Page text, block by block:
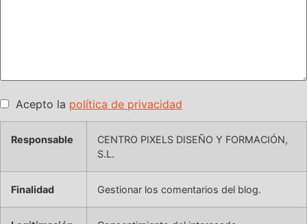
Acepto la política de privacidad
Responsable
CENTRO PIXELS DISEÑO Y FORMACIÓN,
S.L.
Finalidad Gestionar los comentarios del blog.